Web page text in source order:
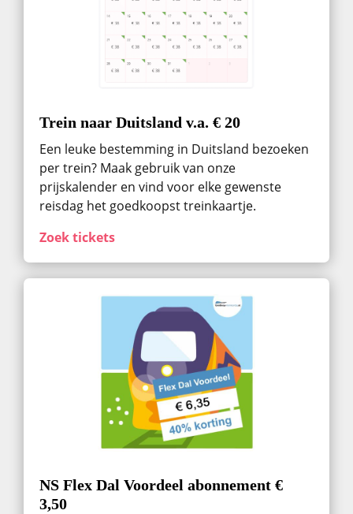
Trein naar Duitsland v.a. € 20
Een leuke bestemming in Duitsland bezoeken
per trein? Maak gebruik van onze
prijskalender en vind voor elke gewenste
reisdag het goedkoopst treinkaartje.
Zoek tickets
NS Flex Dal Voordeel abonnement €
3,50